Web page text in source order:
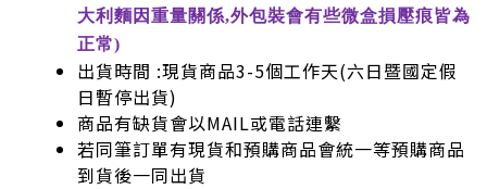
大利麵因重量關係,外包裝會有些微盒損壓痕皆為
正常)
出貨時間 :現貨商品3-5個工作天(六日暨國定假
日暫停出貨)
商品有缺貨會以MAIL或電話連繫
若同筆訂單有現貨和預購商品會統一等預購商品
到貨後一同出貨